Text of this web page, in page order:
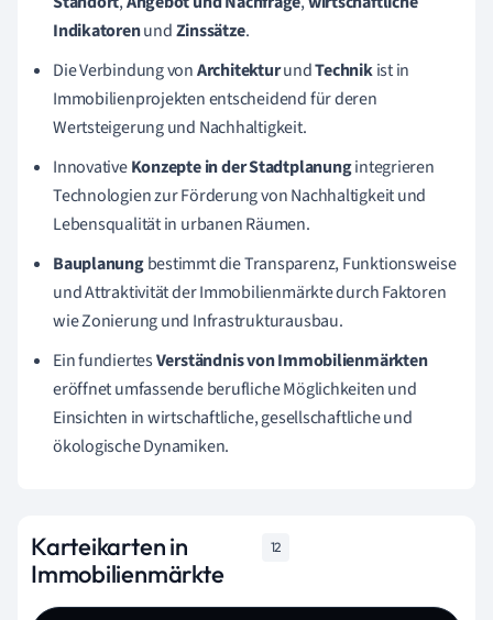
IndikatorenundZinssätze.
Die Verbindung vonArchitekturundTechnikist in
Immobilienprojekten entscheidend für deren
Wertsteigerung und Nachhaltigkeit.
InnovativeKonzepte in der Stadtplanungintegrieren
Technologien zur Förderung von Nachhaltigkeit und
Lebensqualität in urbanen Räumen.
Bauplanungbestimmt die Transparenz, Funktionsweise
und Attraktivität der Immobilienmärkte durch Faktoren
wie Zonierung und Infrastrukturausbau.
Ein fundiertesVerständnis von Immobilienmärkten
eröffnet umfassende berufliche Möglichkeiten und
Einsichten in wirtschaftliche, gesellschaftliche und
ökologische Dynamiken.
Karteikarten in
Immobilienmärkte
12